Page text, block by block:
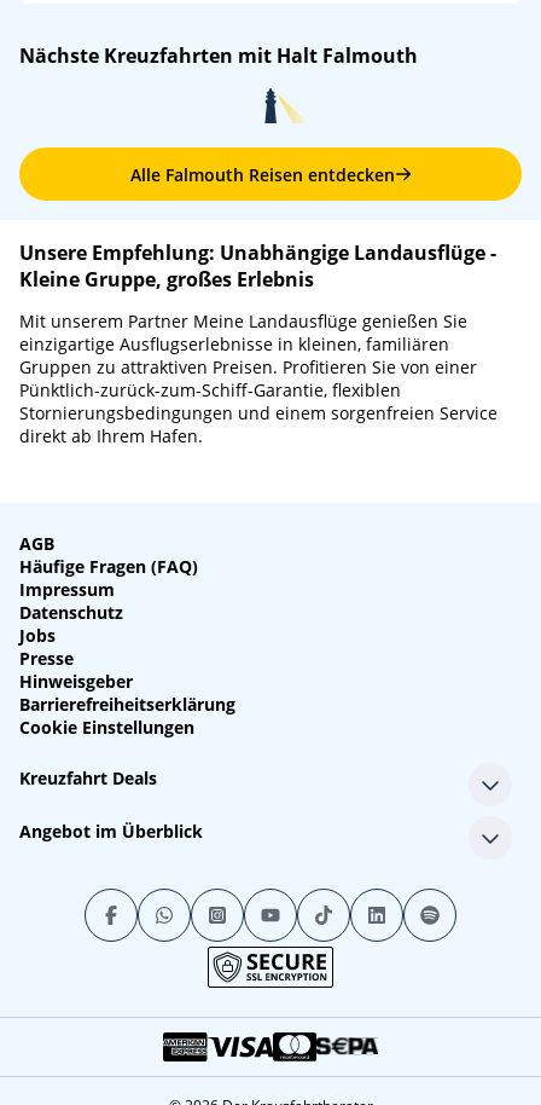
Nächste Kreuzfahrten mit Halt Falmouth
Alle Falmouth Reisen entdecken
Unsere Empfehlung: Unabhängige Landausflüge -
Kleine Gruppe, großes Erlebnis
Mit unserem Partner Meine Landausflüge genießen Sie
einzigartige Ausflugserlebnisse in kleinen, familiären
Gruppen zu attraktiven Preisen. Profitieren Sie von einer
Pünktlich-zurück-zum-Schiff-Garantie, flexiblen
Stornierungsbedingungen und einem sorgenfreien Service
direkt ab Ihrem Hafen.
AGB
Häufige Fragen (FAQ)
Impressum
Datenschutz
Jobs
Presse
Hinweisgeber
Barrierefreiheitserklärung
Cookie Einstellungen
Kreuzfahrt Deals
Single-Kreuzfahrten
Kreuzfahrt mit Kindern
Minikreuzfahrten
Stornokabinen
Luxuskreuzfahrten
Angebot im Überblick
Alle Schiffe
Alle Reiseziele
Kreuzfahrtpakete